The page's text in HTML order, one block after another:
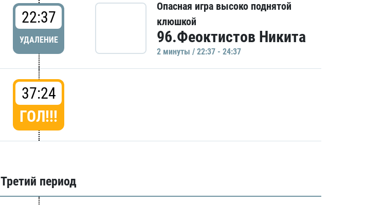
22:37
УДАЛЕНИЕ
Опасная игра высоко поднятой
клюшкой
96.Феоктистов Никита
2 минуты / 22:37 - 24:37
37:24
ГОЛ!!!
Третий период